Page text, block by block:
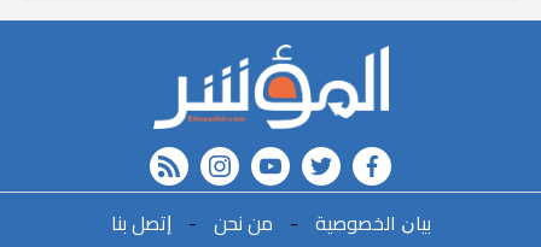
FACEBOOK
twitter
youtube
instagram
rss feed
ﺑﻴﺎﻥ اﻟﺨﺼﻮﺻﻴﺔ - ﻣﻦ ﻧﺤﻦ - ﺇﺗﺼﻞ ﺑﻨﺎ